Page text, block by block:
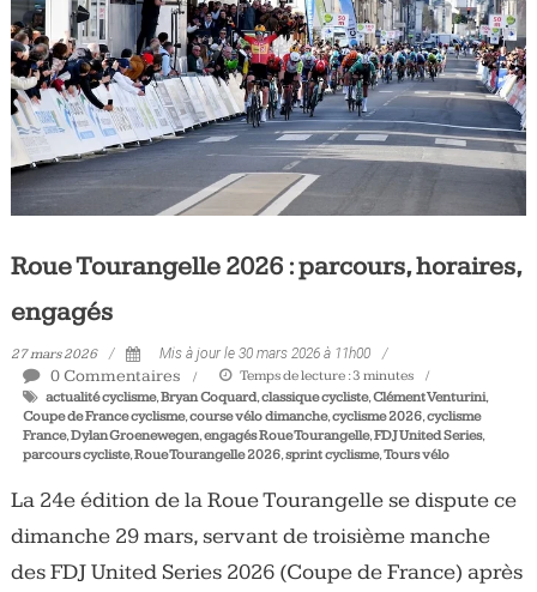
Tous
les
jours,
votre
actualité
vélo
et
triathlon
Roue Tourangelle 2026 : parcours, horaires,
engagés
27 mars 2026 Mis à jour le 30 mars 2026 à 11h00
0 Commentaires Temps de lecture :3 minutes
actualité cyclisme,Bryan Coquard,classique cycliste,Clément Venturini,
Coupe de France cyclisme,course vélo dimanche,cyclisme 2026,cyclisme
France,Dylan Groenewegen,engagés Roue Tourangelle,FDJ United Series,
parcours cycliste,Roue Tourangelle 2026,sprint cyclisme,Tours vélo
La 24e édition de la Roue Tourangelle se dispute ce
dimanche 29 mars, servant de troisième manche
des FDJ United Series 2026 (Coupe de France) après